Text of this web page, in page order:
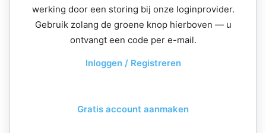
werking door een storing bij onze loginprovider.
Gebruik zolang de groene knop hierboven — u
ontvangt een code per e-mail.
Inloggen / Registreren
Gratis account aanmaken